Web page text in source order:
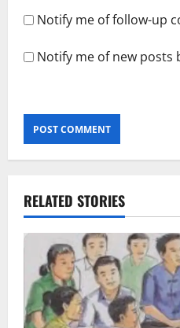
Notify me of follow-up
Notify me of new posts
RELATED STORIES